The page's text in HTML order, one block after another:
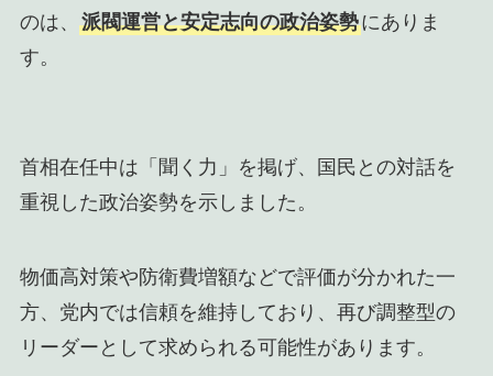
のは、 派閥運営と安定志向の政治姿勢にありま
す。
首相在任中は「聞く力」を掲げ、国民との対話を
重視した政治姿勢を示しました。
物価高対策や防衛費増額などで評価が分かれた一
方、党内では信頼を維持しており、再び調整型の
リーダーとして求められる可能性があります。